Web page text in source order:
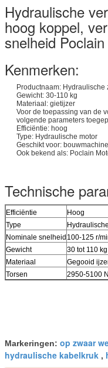
Hydraulische
hoog koppel,
snelheid
Kenmerken:
Productnaam: Hydraulische
Gewicht: 30-110 kg
Materiaal: gietijzer
Voor de toepassing van de
volgende parameters
Efficiëntie: hoog
Type: Hydraulische motor
Geschikt voor:
Ook bekend als: Poclain
Technische
Efficiëntie
Hoog
Type
Nominale snelheid 100-125 r/
Gewicht
30 tot 110 kg
Materiaal
Gegooid
Torsen
2950-5100
Markeringen: op zwaar
hydraulische kabelkruk ,